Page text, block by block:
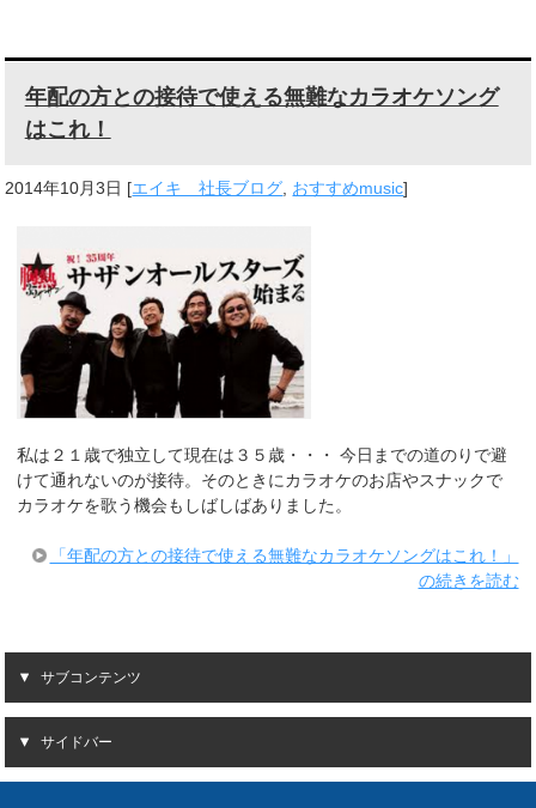
年配の方との接待で使える無難なカラオケソング
はこれ！
2014年10月3日 [エイキ 社長ブログ おすすめmusic]
私は２１歳で独立して現在は３５歳・・・ 今日までの道のりで避
けて通れないのが接待。そのときにカラオケのお店やスナックで
カラオケを歌う機会もしばしばありました。
「年配の方との接待で使える無難なカラオケソングはこれ！」
の続きを読む
サブコンテンツ
サイドバー